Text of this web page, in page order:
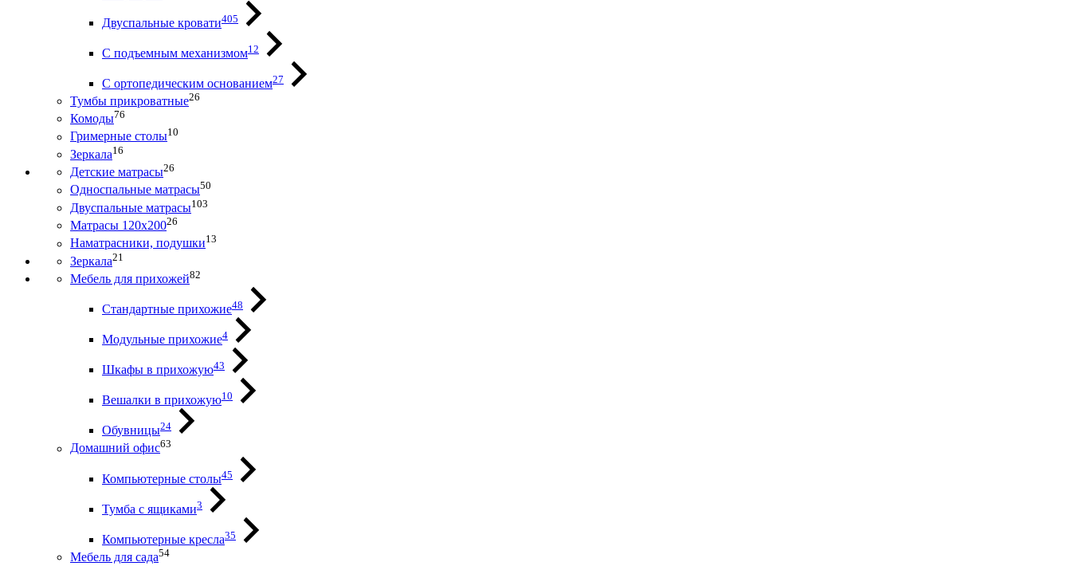
Двуспальные кровати405
С подъемным механизмом12
С ортопедическим основанием27
Тумбы прикроватные26
Комоды76
Гримерные столы10
Зеркала16
Детские матрасы26
Односпальные матрасы50
Двуспальные матрасы103
Матрасы 120х20026
Наматрасники, подушки13
Зеркала21
Мебель для прихожей82
Стандартные прихожие48
Модульные прихожие4
Шкафы в прихожую43
Вешалки в прихожую10
Обувницы24
Домашний офис63
Компьютерные столы45
Тумба с ящиками3
Компьютерные кресла35
Мебель для сада54